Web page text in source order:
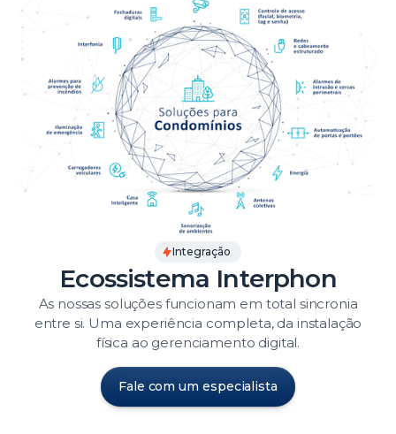
Integração
Ecossistema Interphon
As nossas soluções funcionam em total sincronia
entre si. Uma experiência completa, da instalação
física ao gerenciamento digital.
Fale com um especialista